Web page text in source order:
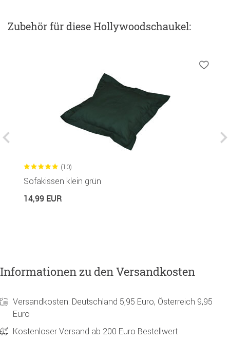
Zubehörfür diese Hollywoodschaukel:
(10)
Sofakissen klein grün
14,99 EUR
Informationen zu den Versandkosten
Versandkosten: Deutschland 5,95 Euro, Österreich 9,95
Euro
Kostenloser Versand ab 200 Euro Bestellwert